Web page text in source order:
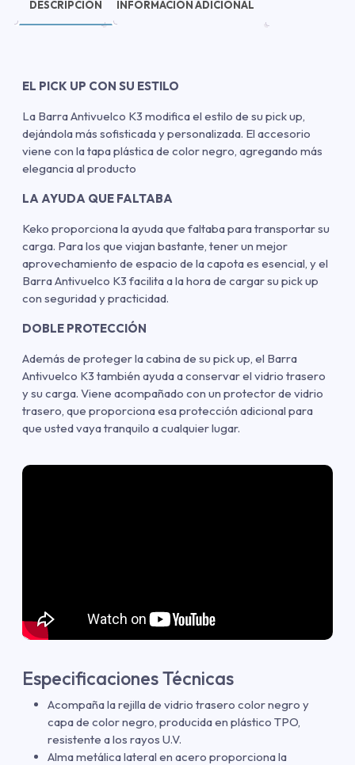
DESCRIPCIÓN INFORMACIÓN ADICIONAL
EL PICK UP CON SU ESTILO
La Barra Antivuelco K3 modifica el estilo de su pick up,
dejándola más sofisticada y personalizada. El accesorio
viene con la tapa plástica de color negro, agregando más
elegancia al producto
LA AYUDA QUE FALTABA
Keko proporciona la ayuda que faltaba para transportar su
carga. Para los que viajan bastante, tener un mejor
aprovechamiento de espacio de la capota es esencial, y el
Barra Antivuelco K3 facilita a la hora de cargar su pick up
con seguridad y practicidad.
DOBLE PROTECCIÓN
Además de proteger la cabina de su pick up, el Barra
Antivuelco K3 también ayuda a conservar el vidrio trasero
y su carga. Viene acompañado con un protector de vidrio
trasero, que proporciona esa protección adicional para
que usted vaya tranquilo a cualquier lugar.
Especificaciones Técnicas
Acompaña la rejilla de vidrio trasero color negro y
capa de color negro, producida en plástico TPO,
resistente a los rayos U.V.
Alma metálica lateral en acero proporciona la